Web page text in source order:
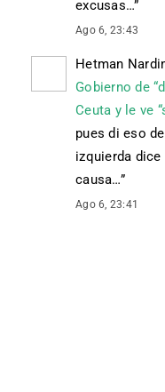
excusas…”
Ago 6, 23:43
Hetman
Gobierno de
Ceuta y le ve
pues di eso
izquierda
causa…”
Ago 6, 23:41